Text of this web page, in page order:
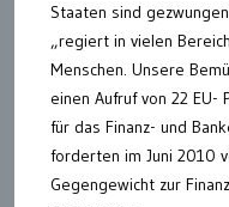
Staaten sind
„regiert in vielen
Menschen. Unsere
einen Aufruf von 22
für das Finanz- und
forderten im Juni 2010
Gegengewicht zur